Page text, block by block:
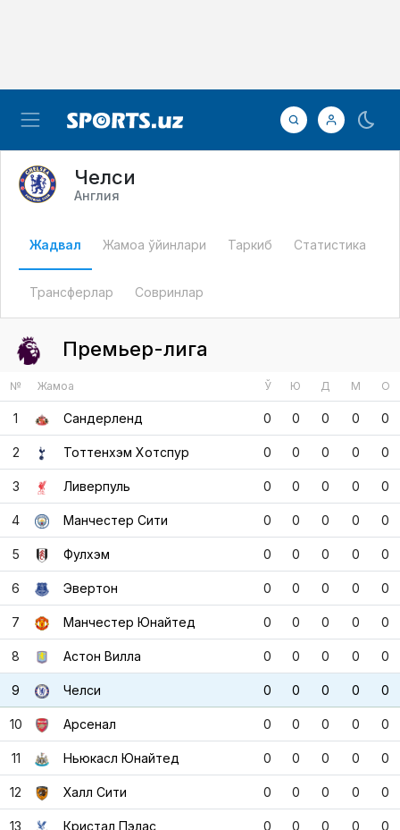
Челси
Англия
Жадвал Жамоа ўйинлари Таркиб Статистика
Трансферлар Совринлар
Премьер-лига
№ Жамоа Ў Ю Д М О
1 Сандерленд 0 0 0 0 0
2 Тоттенхэм Хотспур 0 0 0 0 0
3 Ливерпуль 0 0 0 0 0
4 Манчестер Сити 0 0 0 0 0
5 Фулхэм 0 0 0 0 0
6 Эвертон 0 0 0 0 0
7 Манчестер Юнайтед 0 0 0 0 0
8 Астон Вилла 0 0 0 0 0
9 Челси 0 0 0 0 0
10 Арсенал 0 0 0 0 0
11 Ньюкасл Юнайтед 0 0 0 0 0
12 Халл Сити 0 0 0 0 0
13 Кристал Пэлас 0 0 0 0 0